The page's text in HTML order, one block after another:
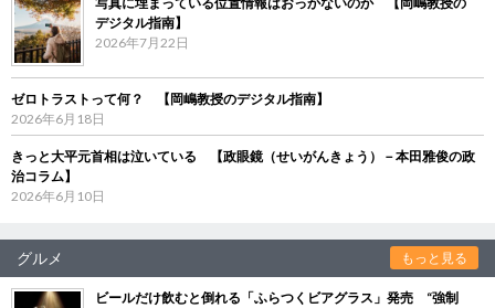
デジタル指南】
2026年7月22日
ゼロトラストって何？ 【岡嶋教授のデジタル指南】
2026年6月18日
きっと大平元首相は泣いている 【政眼鏡（せいがんきょう）－本田雅俊の政
治コラム】
2026年6月10日
グルメ もっと見る
ビールだけ飲むと倒れる「ふらつくビアグラス」発売 “強制